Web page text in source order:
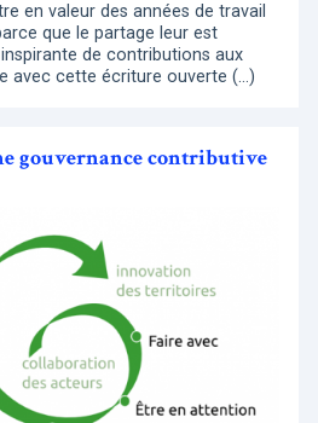
en valeur des années de travail
que le partage leur est
de contributions aux
avec cette écriture ouverte (…)
gouvernance contributive